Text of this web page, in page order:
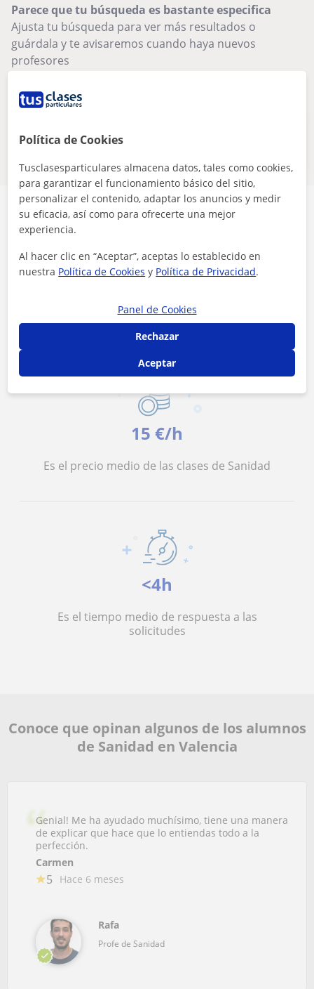
Parece que tu búsqueda es bastante especifica
Ajusta tu búsqueda para ver más resultados o
guárdala y te avisaremos cuando haya nuevos
profesores
Estos profesores de online pueden
interesarte
Seguridad
mensajería
15 €/h
Es el precio medio de las clases de Sanidad
<4h
Es el tiempo medio de respuesta a las
solicitudes
Conoce que opinan algunos de los alumnos
de Sanidad en Valencia
Genial! Me ha ayudado muchísimo, tiene una manera
de explicar que hace que lo entiendas todo a la
perfección.
Carmen
5 Hace 6 meses
Rafa
Profe de Sanidad
Política de Cookies
Tusclasesparticulares almacena datos, tales como cookies,
para garantizar el funcionamiento básico del sitio,
personalizar el contenido, adaptar los anuncios y medir
su eficacia, así como para ofrecerte una mejor
experiencia.
Al hacer clic en “Aceptar”, aceptas lo establecido en
nuestra Política de Cookies y Política de Privacidad.
Panel de Cookies
Rechazar
Aceptar